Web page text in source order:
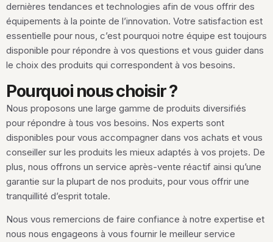
dernières tendances et technologies afin de vous offrir des
équipements à la pointe de l’innovation. Votre satisfaction est
essentielle pour nous, c’est pourquoi notre équipe est toujours
disponible pour répondre à vos questions et vous guider dans
le choix des produits qui correspondent à vos besoins.
Pourquoi nous choisir ?
Nous proposons une large gamme de produits diversifiés
pour répondre à tous vos besoins. Nos experts sont
disponibles pour vous accompagner dans vos achats et vous
conseiller sur les produits les mieux adaptés à vos projets. De
plus, nous offrons un service après-vente réactif ainsi qu’une
garantie sur la plupart de nos produits, pour vous offrir une
tranquillité d’esprit totale.
Nous vous remercions de faire confiance à notre expertise et
nous nous engageons à vous fournir le meilleur service